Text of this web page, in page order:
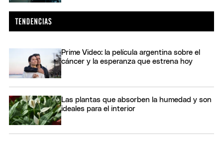
Prime Video: la película argentina sobre el
cáncer y la esperanza que estrena hoy
Las plantas que absorben la humedad y son
ideales para el interior